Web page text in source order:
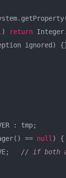
) return
ignored)
: tmp;
== null ) {
// if both